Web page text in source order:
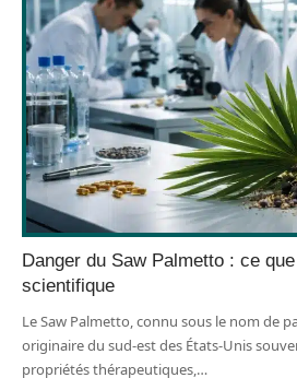
Danger du Saw Palmetto : ce
scientifique
Le Saw Palmetto, connu sous le nom de
originaire du sud-est des États-Unis
propriétés thérapeutiques,…